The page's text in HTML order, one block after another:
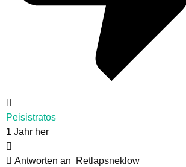
Peisistratos
1 Jahr her
Antworten an
Retlapsneklow